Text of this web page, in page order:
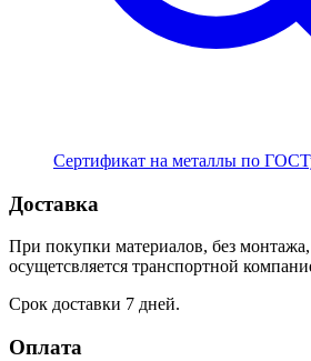
Сертификат на металлы по
Доставка
При покупки материалов, без монтажа,
осущетсвляется транспортной
Срок доставки 7 дней.
Оплата